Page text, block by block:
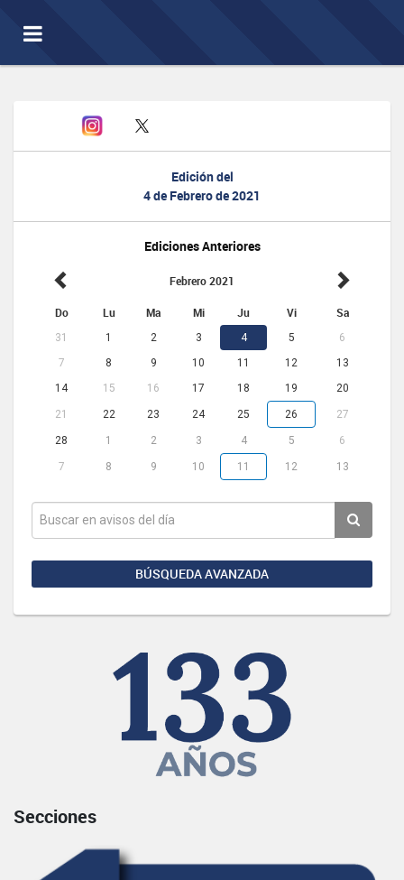
Toggle
navigation
Edición del
4 de Febrero de 2021
Ediciones Anteriores
Febrero 2021
Do Lu Ma Mi Ju Vi Sa
31 1 2 3 4 5
6
7
8 9 10 11 12
13
14
15 16 17 18 19 20
21 22 23 24 25 26 27
28 1 2 3 4 5 6
7 8 9 10 11 12 13
BÚSQUEDA AVANZADA
Secciones